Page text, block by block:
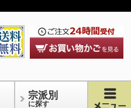
宗派別
に探す